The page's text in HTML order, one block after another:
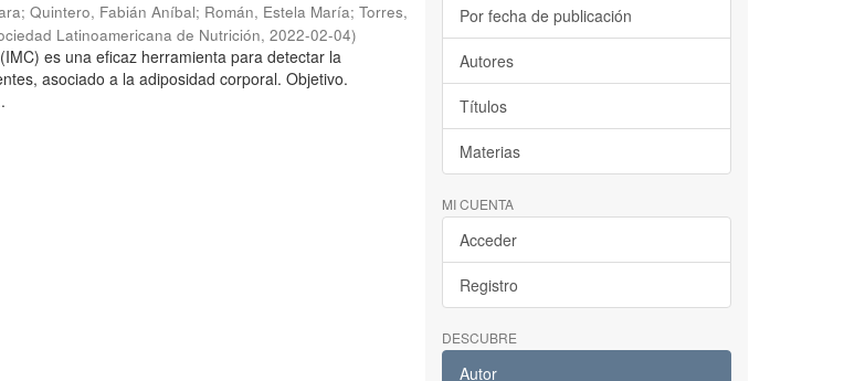
;Quintero, Fabián Aníbal; Román, Estela María;Torres,
Latinoamericana de Nutrición,2022-02-04)
es una eficaz herramienta para detectar la
asociado a la adiposidad corporal. Objetivo.
Por fecha de publicación
Autores
Títulos
Materias
MI CUENTA
Acceder
Registro
DESCUBRE
Autor